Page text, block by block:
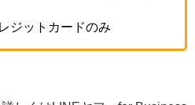
ジットカードのみ